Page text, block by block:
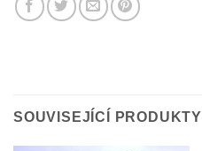
SOUVISEJÍCÍ PRODUKTY